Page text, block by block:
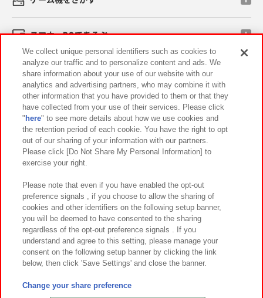
スマホ・PCであそぶ
イベント・キャンペーン
関連会社 サステナビリティ サイトポリシー
プライバシーポリシー ウェブアクセシビリティ方針と検証結果
お取引先さまとともに
カスタマーハラスメント対応方針 よくあるご質問・お問い合わせ
©Bandai Namco Amusement Inc.
©Bandai Namco Amusement Lab Inc.
We collect unique personal identifiers such as cookies to
analyze our traffic and to personalize content and ads. We
share information about your use of our website with our
analytics and advertising partners, who may combine it with
other information that you have provided to them or that they
have collected from your use of their services. Please click
" here" to see more details about how we use cookies and
the retention period of each cookie. You have the right to opt
out of our sharing of your information with our partners.
Please click [Do Not Share My Personal Information] to
exercise your right.
Please note that even if you have enabled the opt-out
preference signals , if you choose to allow the sharing of
cookies and other identifiers on the following setup banner,
you will be deemed to have consented to the sharing
regardless of the opt-out preference signals . If you
understand and agree to this setting, please manage your
consent on the following setup banner by clicking the link
below, then click 'Save Settings' and close the banner.
Change your share preference